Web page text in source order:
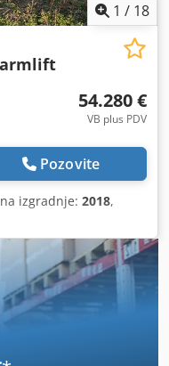
1 / 18
54.280 €
VB plus PDV
Pozovite
izgradnje: 2018,